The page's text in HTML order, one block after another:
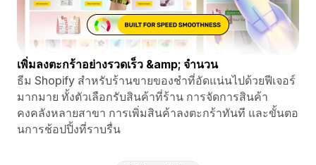
เพิ่มลงตะกร้าอย่างรวดเร็ว &amp; จำนวน
ธีม Shopify สำหรับร้านขายของชำที่อัดแน่นไปด้วยฟีเจอร์
มากมาย ทั้งตัวเลือกรับสินค้าที่ร้าน การจัดการสินค้า
คงคลังหลายสาขา การเพิ่มสินค้าลงตะกร้าทันที และขั้นตอ
นการช้อปปิ้งที่ราบรื่น